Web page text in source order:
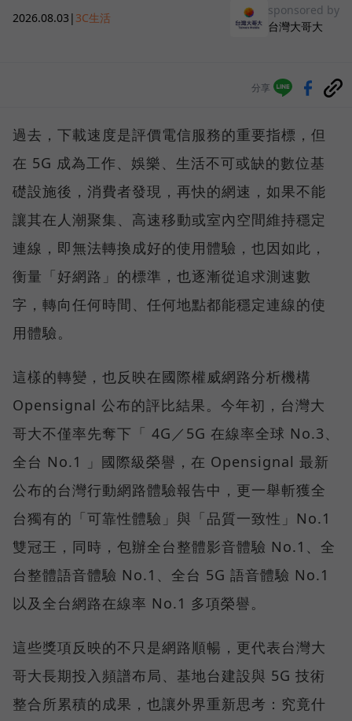
2026.08.03 | 3C生活
sponsored by
台灣大哥大
分享
過去，下載速度是評價電信服務的重要指標，但
在 5G 成為工作、娛樂、生活不可或缺的數位基
礎設施後，消費者發現，再快的網速，如果不能
讓其在人潮聚集、高速移動或室內空間維持穩定
連線，即無法轉換成好的使用體驗，也因如此，
衡量「好網路」的標準，也逐漸從追求測速數
字，轉向任何時間、任何地點都能穩定連線的使
用體驗。
這樣的轉變，也反映在國際權威網路分析機構
Opensignal 公布的評比結果。今年初，台灣大
哥大不僅率先奪下「 4G／5G 在線率全球 No.3、
全台 No.1 」國際級榮譽，在 Opensignal 最新
公布的台灣行動網路體驗報告中，更一舉斬獲全
台獨有的「可靠性體驗」與「品質一致性」No.1
雙冠王，同時，包辦全台整體影音體驗 No.1、全
台整體語音體驗 No.1、全台 5G 語音體驗 No.1
以及全台網路在線率 No.1 多項榮譽。
這些獎項反映的不只是網路順暢，更代表台灣大
哥大長期投入頻譜布局、基地台建設與 5G 技術
整合所累積的成果，也讓外界重新思考：究竟什